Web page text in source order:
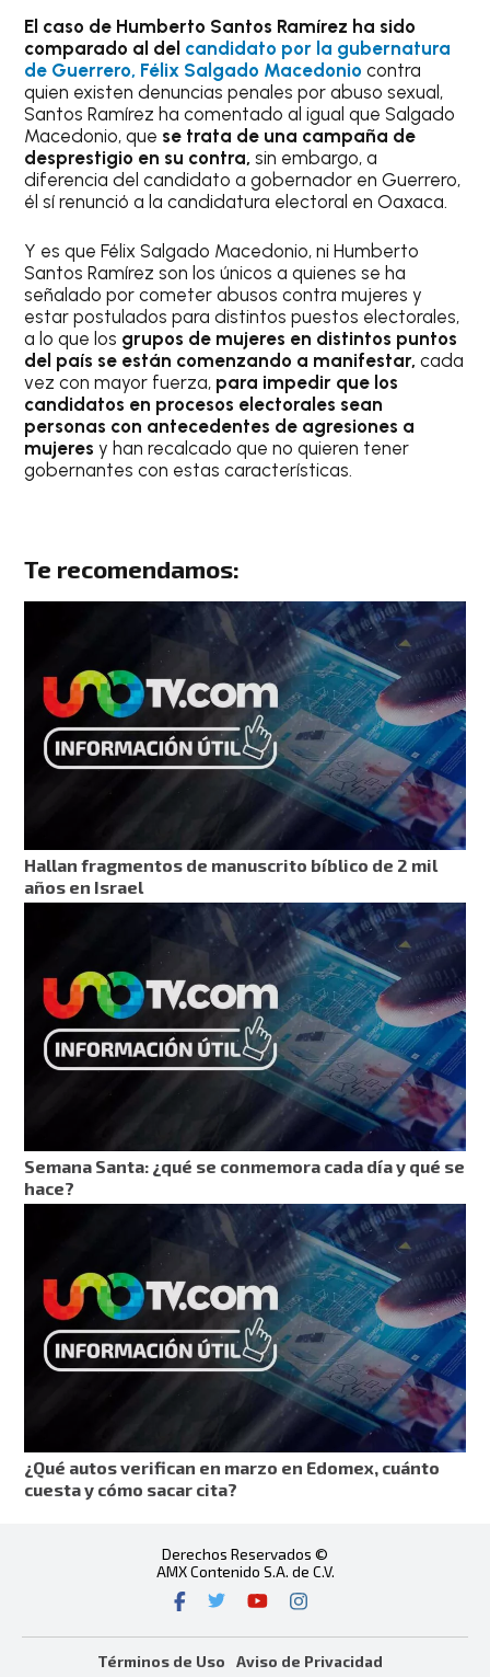
El caso de Humberto Santos Ramírez ha sido
comparado al del candidato por la gubernatura
de Guerrero, Félix Salgado Macedonio contra
quien existen denuncias penales por abuso sexual,
Santos Ramírez ha comentado al igual que Salgado
Macedonio, que se trata de una campaña de
desprestigio en su contra,sin embargo, a
diferencia del candidato a gobernador en Guerrero,
él sí renunció a la candidatura electoral en Oaxaca.
Y es que Félix Salgado Macedonio, ni Humberto
Santos Ramírez son los únicos a quienes se ha
señalado por cometer abusos contra mujeres y
estar postulados para distintos puestos electorales,
a lo que los grupos de mujeres en distintos puntos
del país se están comenzando a manifestar,cada
vez con mayor fuerza, para impedir que los
candidatos en procesos electorales sean
personas con antecedentes de agresiones a
mujeres y han recalcado que no quieren tener
gobernantes con estas características.
Te recomendamos:
Hallan fragmentos de manuscrito bíblico de 2 mil
años en Israel
Semana Santa: ¿qué se conmemora cada día y qué se
hace?
¿Qué autos verifican en marzo en Edomex, cuánto
cuesta y cómo sacar cita?
Derechos Reservados ©
AMX Contenido S.A. de C.V.
Términos de Uso Aviso de Privacidad